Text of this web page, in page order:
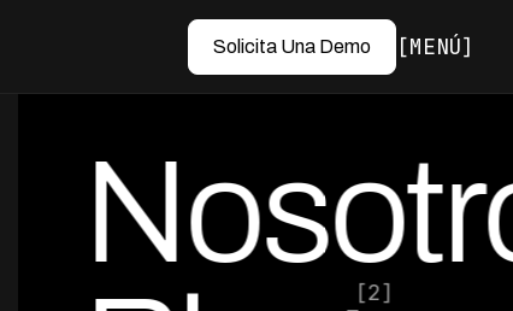
Solicita Una Demo MENÚ
[2]